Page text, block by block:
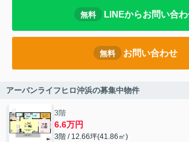
無料 LINEからお問い合
無料 お問い合わせ
アーバンライフヒロ沖浜の募集中物件
3階
6.6万円
3階 / 12.66坪(41.86㎡)